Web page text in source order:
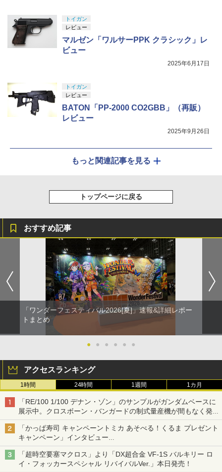
トイガン
レビュー
マルゼン「ワルサーPPK クラシック」レ
ビュー
2025年6月17日
トイガン
レビュー
BATON「PP-2000 CO2GBB」（再販）
レビュー
2025年9月26日
もっと関連記事を見る
トップページに戻る
おすすめ記事
「ワンダーフェスティバル2026[夏]」速報&詳細レポー
トまとめ
● ● ● ● ● ●
アクセスランキング
1時間 24時間 1週間 1カ月
「RE/100 1/100 デナン・ゾン」のサンプルがガンダムベースに
展示中。クロスボーン・バンガードの制式量産機が間もなく発送
【ガンダムベース撮り下ろし】
「かっぱ寿司 キャンペーントミカ あそべる！くるま プレゼント
キャンペーン」インタビュー
子どもが楽しめるかっぱ寿司ならではの体験とコラボの楽しさを
追求
「超時空要塞マクロス」より「DX超合金 VF-1S バルキリー ロ
イ・フォッカースペシャル リバイバルVer.」本日発売！